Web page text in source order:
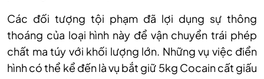
Các đối tượng tội phạm đã lợi dụng sự thông
thoáng của loại hình này để vận chuyển trái phép
chất ma túy với khối lượng lớn. Những vụ việc điển
hình có thể kể đến là vụ bắt giữ 5kg Cocain cất giấu